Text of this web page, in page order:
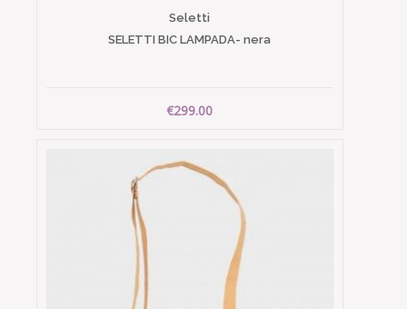
Seletti
SELETTI BIC LAMPADA- nera
€299.00